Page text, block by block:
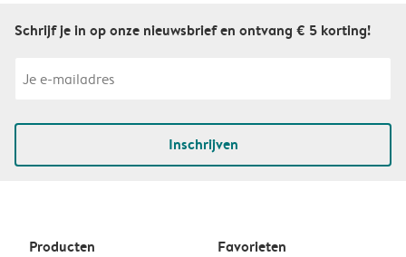
Schrijf je in op onze nieuwsbrief en ontvang € 5 korting!
Inschrijven
Producten Favorieten